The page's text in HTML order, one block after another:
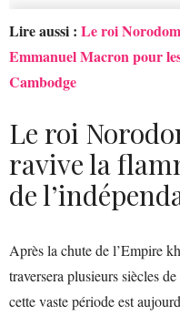
Lire aussi : Le roi
Emmanuel Macron pour
Cambodge
Le roi
ravive la
de
Après la chute de l’Empire
traversera plusieurs siècles
cette vaste période est